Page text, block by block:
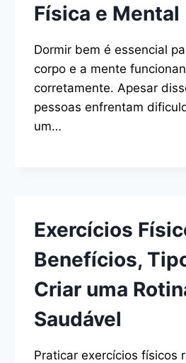
Física e Mental
Dormir bem é essencial
corpo e a mente
corretamente. Apesar
pessoas enfrentam
um…
Exercícios
Benefícios,
Criar uma
Saudável
Praticar exercícios físicos